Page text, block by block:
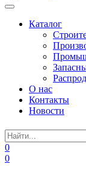
Каталог
О нас
Контакты
Новости
0
0